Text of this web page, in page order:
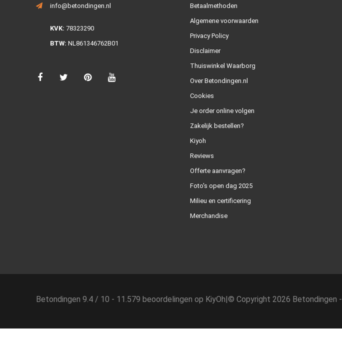
info@betondingen.nl
KVK: 78323290
BTW: NL861346762B01
Betaalmethoden
Algemene voorwaarden
Privacy Policy
Disclaimer
Thuiswinkel Waarborg
Over Betondingen.nl
Cookies
Je order online volgen
Zakelijk bestellen?
Kiyoh
Reviews
Offerte aanvragen?
Foto's open dag 2025
Milieu en certificering
Merchandise
Betondingen 9.4 / 10 - 11.579 beoordelingen op KiyOh|© Copyright 2026 Betondingen -